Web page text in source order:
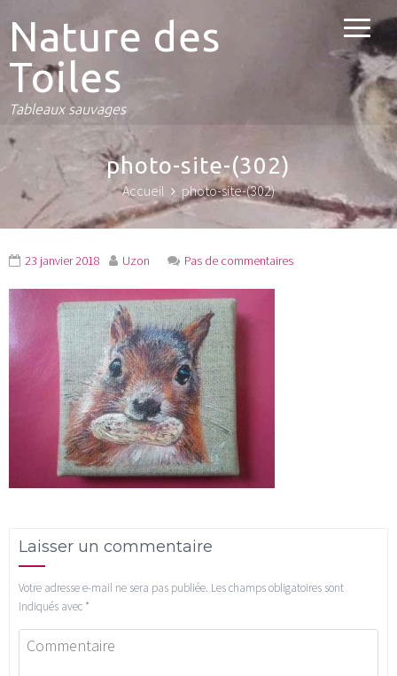
Nature des
Toiles
Tableaux sauvages
photo-site-(302)
Accueil photo-site-(302)
23 janvier 2018 Uzon Pas de commentaires
Laisser un commentaire
Votre adresse e-mail ne sera pas publiée. Les champs obligatoires sont
indiqués avec *